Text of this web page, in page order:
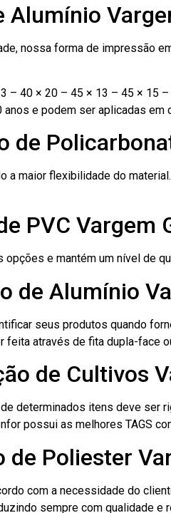
nossa forma de impressão
– 40 × 20 – 45 × 13 – 45 × 15
e podem ser aplicadas
de
a maior flexibilidade do
PVC Vargem
e mantém um nível de
de Alumínio
seus produtos quando
através de fita dupla-face
de Cultivos
determinados itens deve ser
possui as melhores TAGS
Poliester
com a necessidade do
sempre com qualidade e